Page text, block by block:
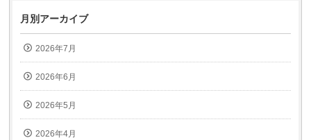
月別アーカイブ
2026年7月
2026年6月
2026年5月
2026年4月